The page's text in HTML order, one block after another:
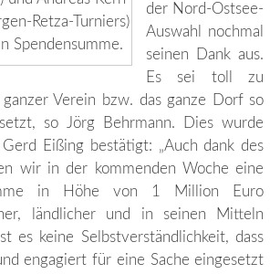
Retza-Turniers)
Spendensumme.
der Nord-Ostsee-
Auswahl nochmal
seinen Dank aus.
Es sei toll zu
Verein bzw. das ganze Dorf so
so Jörg Behrmann. Dies wurde
Eißing bestätigt: „Auch dank des
wir in der kommenden Woche eine
in Höhe von 1 Million Euro
ländlicher und in seinen Mitteln
es keine Selbstverständlichkeit, dass
engagiert für eine Sache eingesetzt